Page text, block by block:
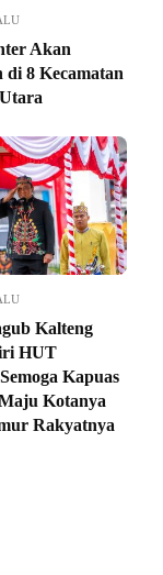
Akan
di 8 Kecamatan
Kalteng
HUT
Kapuas
Kotanya
Rakyatnya